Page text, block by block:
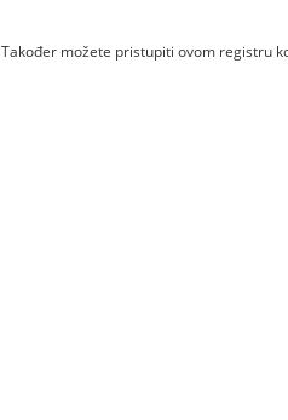
Također možete pristupiti ovom registru